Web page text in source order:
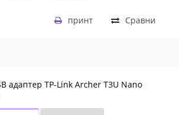
Сравни
принт
адаптер TP-Link Archer T3U Nano